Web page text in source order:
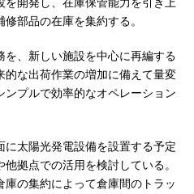
部品の在庫を集約する。
、新しい施設を中心に再編する
的な出荷作業の増加に備えて量変
プルで効率的なオペレーション
太陽光発電設備を設置する予定
拠点での活用を検討している。
の集約によって倉庫間のトラッ